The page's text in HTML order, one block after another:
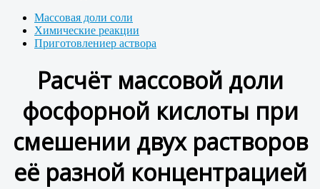
Массовая доли соли
Химические реакции
Приготовлениер аствора
Расчёт массовой доли
фосфорной кислоты при
смешении двух растворов
её разной концентрацией